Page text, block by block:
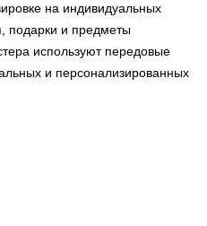
на индивидуальных
подарки и предметы
используют передовые
и персонализированных